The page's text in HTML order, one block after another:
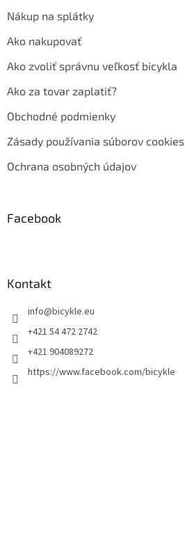
Nákup na splátky
Ako nakupovať
Ako zvoliť správnu veľkosť bicykla
Ako za tovar zaplatiť?
Obchodné podmienky
Zásady používania súborov cookies
Ochrana osobných údajov
Facebook
Kontakt
info@bicykle.eu
+421 54 472 2742
+421 904089272
https://www.facebook.com/bicykle